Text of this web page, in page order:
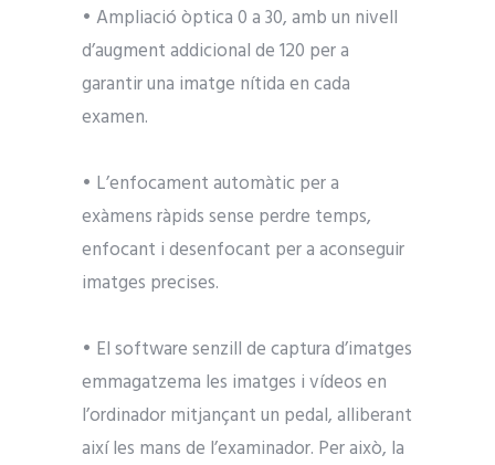
• Ampliació òptica 0 a 30, amb un nivell
d’augment addicional de 120 per a
garantir una imatge nítida en cada
examen.
• L’enfocament automàtic per a
exàmens ràpids sense perdre temps,
enfocant i desenfocant per a aconseguir
imatges precises.
• El software senzill de captura d’imatges
emmagatzema les imatges i vídeos en
l’ordinador mitjançant un pedal, alliberant
així les mans de l’examinador. Per això, la